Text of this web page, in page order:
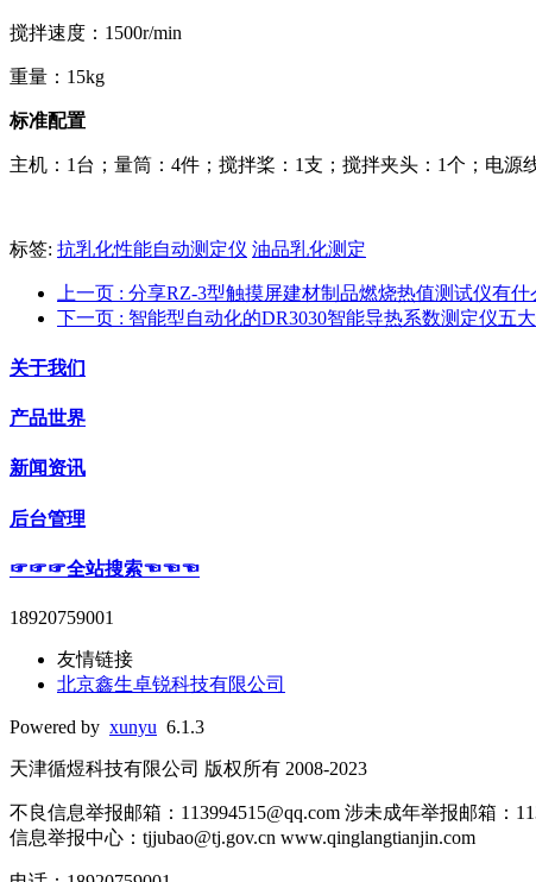
搅拌速度：1500r/min
重量：15kg
标准配置
主机：1台；量筒：4件；搅拌桨：1支；搅拌夹头：1个；电源
标签: 抗乳化性能自动测定仪 油品乳化测定
上一页 : 分享RZ-3型触摸屏建材制品燃烧热值测试仪有什
下一页 : 智能型自动化的DR3030智能导热系数测定仪五
关于我们
产品世界
新闻资讯
后台管理
☞☞☞全站搜索☜☜☜
18920759001
友情链接
北京鑫生卓锐科技有限公司
Powered by xunyu 6.1.3
天津循煜科技有限公司 版权所有 2008-2023
不良信息举报邮箱：113994515@qq.com 涉未成年举报邮箱：
信息举报中心：tjjubao@tj.gov.cn www.qinglangtianjin.com